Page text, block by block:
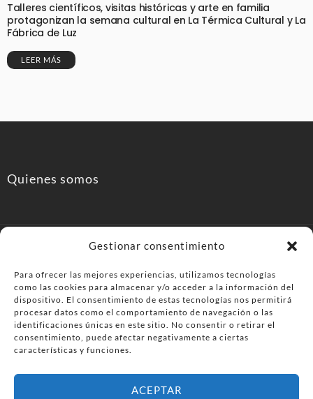
Gestionar consentimiento
Para ofrecer las mejores experiencias, utilizamos tecnologías
como las cookies para almacenar y/o acceder a la información del
dispositivo. El consentimiento de estas tecnologías nos permitirá
procesar datos como el comportamiento de navegación o las
identificaciones únicas en este sitio. No consentir o retirar el
consentimiento, puede afectar negativamente a ciertas
características y funciones.
ACEPTAR
Talleres científicos, visitas históricas y arte en familia
protagonizan la semana cultural en La Térmica Cultural y La
Fábrica de Luz
LEER MÁS
Quienes somos
PonferradaHoy.com
Agenda de eventos y planes en el Bierzo. información,
ocio, cultura y gastronomía en Ponferrada y la